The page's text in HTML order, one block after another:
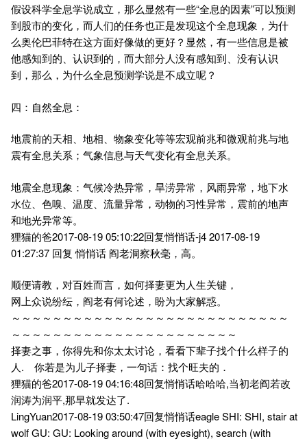
假设科学全息学说成立，那么显然有一些“全息的因素”可以预测
到股市的变化，而人们的任务也正是发现这个全息现象，为什
么奥伦巴菲特在这方面好像做的更好？显然，有一些信息是被
他感知到的、认识到的，而大部分人没有感知到、没有认识
到，那么，为什么全息预测学说是不成立呢？
四：自然全息：
地震前的天相、地相、物象变化等等宏观前兆和微观前兆与地
震有全息关系；气象信息与天气变化有全息关系。
地震全息现象：气候冷热异常，旱涝异常，风雨异常，地下水
水位、色嗅、温度、流量异常，动物的习性异常，震前的地声
和地光异常等。
狸猫的爸2017-08-19 05:10:22回复悄悄话-j4 2017-08-19
01:27:37 回复 悄悄话 阎老洞察秋毫，高。
顺便请教，对百姓而言，如何择妻更为人生关键，
网上众说纷纭，阎老有何论述，盼为大家解惑。
～～～～～～～～～～～～～～～～～～～～～～～～～～～
～～～～～～～～～～～～～～～～～～～～～～
择妻之事，你得先和你太太讨论，看看下辈子找个什么样子的
人. 你若是为儿子择妻，一句话：找个旺夫的．
狸猫的爸2017-08-19 04:16:48回复悄悄话哈哈哈,当初老阎若改
润涛为润平,那早就发达了.
LingYuan2017-08-19 03:50:47回复悄悄话eagle SHI: SHI, stair at
wolf GU: GU: Looking around (with eyesight), search (with